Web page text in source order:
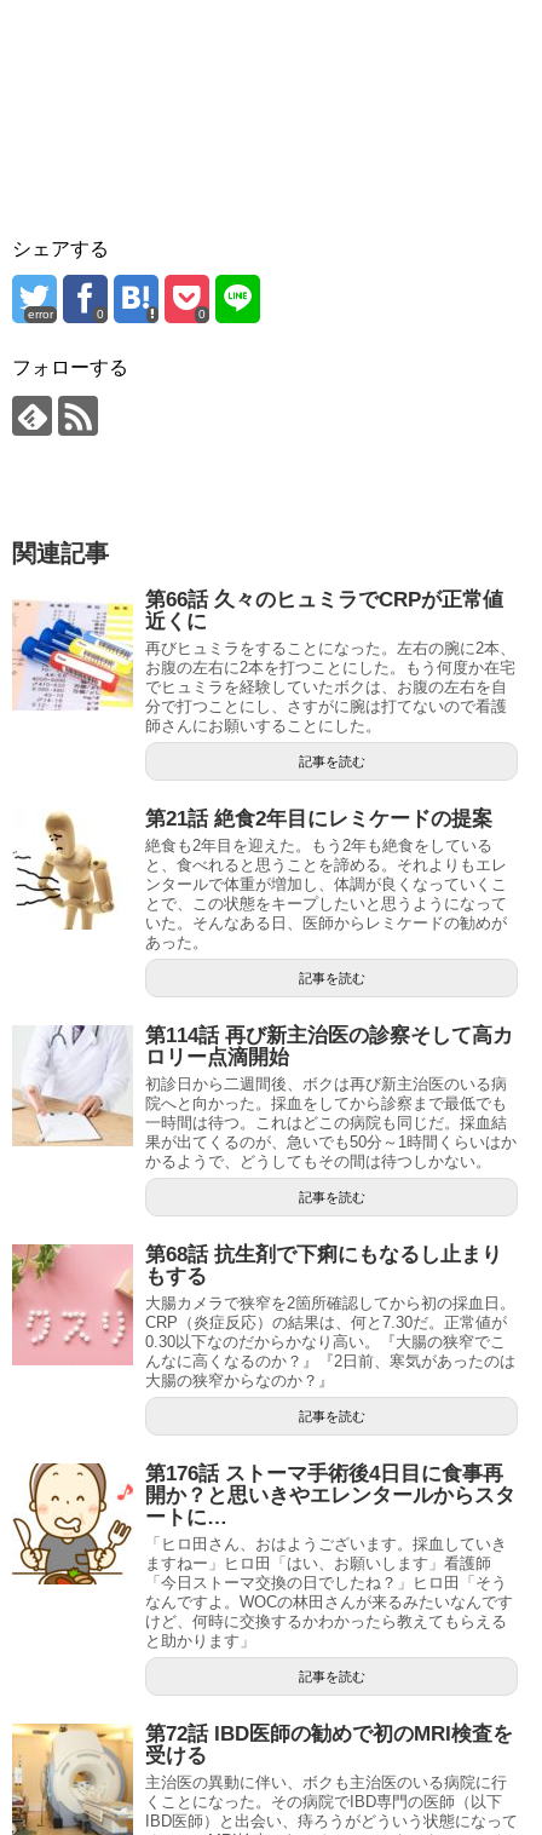
シェアする
error 0 0
フォローする
関連記事
第66話 久々のヒュミラでCRPが正常値
近くに
再びヒュミラをすることになった。左右の腕に2本、
お腹の左右に2本を打つことにした。もう何度か在宅
でヒュミラを経験していたボクは、お腹の左右を自
分で打つことにし、さすがに腕は打てないので看護
師さんにお願いすることにした。
記事を読む
第21話 絶食2年目にレミケードの提案
絶食も2年目を迎えた。もう2年も絶食をしている
と、食べれると思うことを諦める。それよりもエレ
ンタールで体重が増加し、体調が良くなっていくこ
とで、この状態をキープしたいと思うようになって
いた。そんなある日、医師からレミケードの勧めが
あった。
記事を読む
第114話 再び新主治医の診察そして高カ
ロリー点滴開始
初診日から二週間後、ボクは再び新主治医のいる病
院へと向かった。採血をしてから診察まで最低でも
一時間は待つ。これはどこの病院も同じだ。採血結
果が出てくるのが、急いでも50分～1時間くらいはか
かるようで、どうしてもその間は待つしかない。
記事を読む
第68話 抗生剤で下痢にもなるし止まり
もする
大腸カメラで狭窄を2箇所確認してから初の採血日。
CRP（炎症反応）の結果は、何と7.30だ。正常値が
0.30以下なのだからかなり高い。『大腸の狭窄でこ
んなに高くなるのか？』『2日前、寒気があったのは
大腸の狭窄からなのか？』
記事を読む
第176話 ストーマ手術後4日目に食事再
開か？と思いきやエレンタールからスタ
ートに…
「ヒロ田さん、おはようございます。採血していき
ますねー」ヒロ田「はい、お願いします」看護師
「今日ストーマ交換の日でしたね？」ヒロ田「そう
なんですよ。WOCの林田さんが来るみたいなんです
けど、何時に交換するかわかったら教えてもらえる
と助かります」
記事を読む
第72話 IBD医師の勧めで初のMRI検査を
受ける
主治医の異動に伴い、ボクも主治医のいる病院に行
くことになった。その病院でIBD専門の医師（以下
IBD医師）と出会い、痔ろうがどういう状態になって